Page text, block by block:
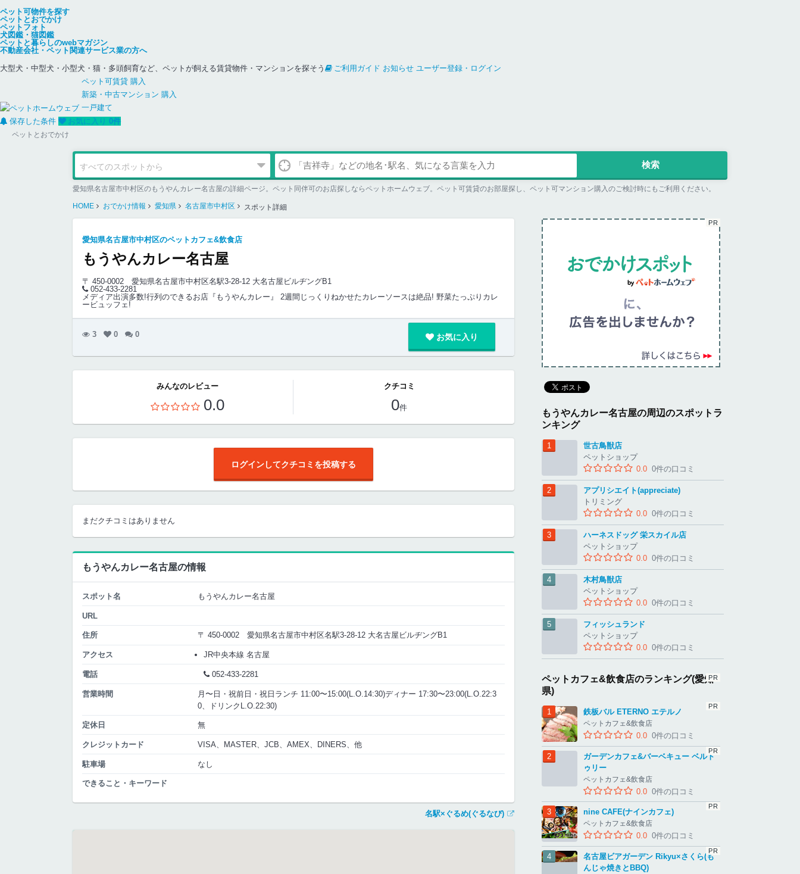
ペット可物件を探す
ペットとおでかけ
ペットフォト
犬図鑑・猫図鑑
ペットと暮らしのwebマガジン
不動産会社・ペット関連サービス業の方へ
大型犬・中型犬・小型犬・猫・多頭飼育など、ペットが飼える賃貸物件・マンションを探そう
ご利用ガイド お知らせ ユーザー登録・ログイン
ペット可賃貸 購入
新築・中古マンション 購入
一戸建て
保存した条件
お気に入り 0件
ペットとおでかけ
愛知県名古屋市中村区のもうやんカレー名古屋の詳細ページ。ペット同伴可のお店探しならペットホームウェブ。ペット可賃貸のお部屋探し、ペット可マンション購入のご検討時にもご利用ください。
HOME おでかけ情報 愛知県 名古屋市中村区 スポット詳細
愛知県名古屋市中村区のペットカフェ&飲食店
もうやんカレー名古屋
〒 450-0002
愛知県名古屋市中村区名駅3-28-12 大名古屋ビルヂングB1
052-433-2281
メディア出演多数!行列のできるお店『もうやんカレー』 2週間じっくりねかせたカレーソースは絶品! 野菜たっぷりカレ
ービュッフェ!
3 0 0 お気に入り
みんなのレビュー
0.0
クチコミ
0件
ログインしてクチコミを投稿する
まだクチコミはありません
もうやんカレー名古屋の情報
スポット名 もうやんカレー名古屋
URL
住所 〒 450-0002 愛知県名古屋市中村区名駅3-28-12 大名古屋ビルヂングB1
アクセス JR中央本線 名古屋
電話 052-433-2281
営業時間
月〜日・祝前日・祝日ランチ 11:00〜15:00(L.O.14:30)ディナー 17:30〜23:00(L.O.22:3
0、ドリンクL.O.22:30)
定休日 無
クレジットカード VISA、MASTER、JCB、AMEX、DINERS、他
駐車場 なし
できること・キーワード
名駅×ぐるめ(ぐるなび)
もうやんカレー名古屋の周辺のスポットラ
ンキング
世古鳥獣店
ペットショップ
0.0 0件の口コミ
アプリシエイト(appreciate)
トリミング
0.0 0件の口コミ
ハーネスドッグ 栄スカイル店
ペットショップ
0.0 0件の口コミ
木村鳥獣店
ペットショップ
0.0 0件の口コミ
フィッシュランド
ペットショップ
0.0 0件の口コミ
ペットカフェ&飲食店のランキング(愛知
県)
鉄板バル ETERNO エテルノ
ペットカフェ&飲食店
0.0 0件の口コミ
ガーデンカフェ&バーベキュー ベルト
ゥリー
ペットカフェ&飲食店
0.0 0件の口コミ
nine CAFE(ナインカフェ)
ペットカフェ&飲食店
0.0 0件の口コミ
名古屋ビアガーデン Rikyu×さくら(も
んじゃ焼きとBBQ)